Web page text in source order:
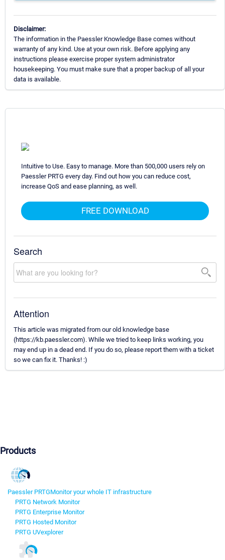
Disclaimer:
The information in the Paessler Knowledge Base comes without
warranty of any kind. Use at your own risk. Before applying any
instructions please exercise proper system administrator
housekeeping. You must make sure that a proper backup of all your
data is available.
Intuitive to Use. Easy to manage. More than 500,000 users rely on
Paessler PRTG every day. Find out how you can reduce cost,
increase QoS and ease planning, as well.
FREE DOWNLOAD
Search
Attention
This article was migrated from our old knowledge base
(https://kb.paessler.com). While we tried to keep links working, you
may end up in a dead end. If you do so, please report them with a ticket
so we can fix it. Thanks! :)
Products
Paessler PRTGMonitor your whole IT infrastructure
PRTG Network Monitor
PRTG Enterprise Monitor
PRTG Hosted Monitor
PRTG UVexplorer